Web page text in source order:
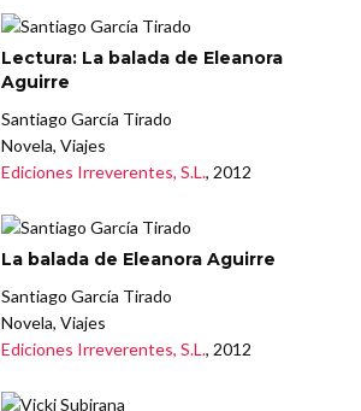
Lectura: La balada de Eleanora
Aguirre
Santiago García Tirado
Novela, Viajes
Ediciones Irreverentes, S.L., 2012
La balada de Eleanora Aguirre
Santiago García Tirado
Novela, Viajes
Ediciones Irreverentes, S.L., 2012